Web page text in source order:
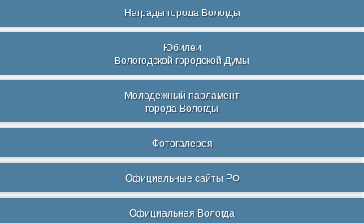
Награды города Вологды
Юбилеи
Вологодской городской Думы
Молодежный парламент
города Вологды
Фотогалерея
Официальные сайты РФ
Официальная Вологда